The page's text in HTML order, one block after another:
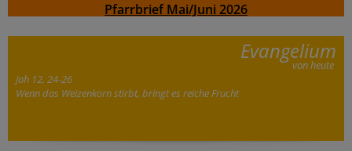
Pfarrbrief Mai/Juni 2026
Evangelium
von heute
Joh 12, 24-26
Wenn das Weizenkorn stirbt, bringt es reiche Frucht